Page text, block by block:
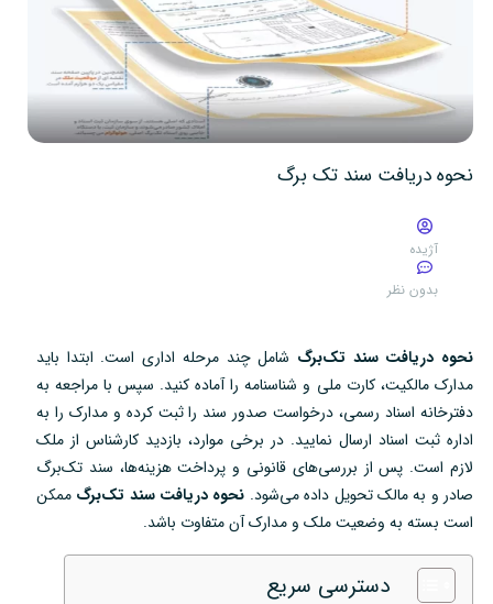
نحوه دریافت سند تک برگ
آژیده
بدون نظر
نحوه دریافت سند تک‌برگ شامل چند مرحله اداری است. ابتدا باید
مدارک مالکیت، کارت ملی و شناسنامه را آماده کنید. سپس با مراجعه به
دفترخانه اسناد رسمی، درخواست صدور سند را ثبت کرده و مدارک را به
اداره ثبت اسناد ارسال نمایید. در برخی موارد، بازدید کارشناس از ملک
لازم است. پس از بررسی‌های قانونی و پرداخت هزینه‌ها، سند تک‌برگ
صادر و به مالک تحویل داده می‌شود. نحوه دریافت سند تک‌برگ ممکن
است بسته به وضعیت ملک و مدارک آن متفاوت باشد.
دسترسی سریع